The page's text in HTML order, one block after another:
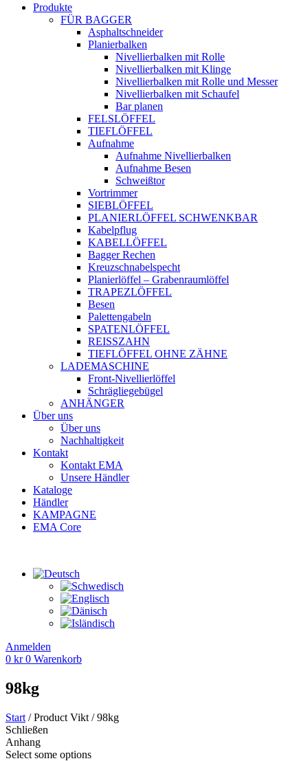
Produkte
FÜR BAGGER
Asphaltschneider
Planierbalken
Nivellierbalken mit Rolle
Nivellierbalken mit Klinge
Nivellierbalken mit Rolle und Messer
Nivellierbalken mit Schaufel
Bar planen
FELSLÖFFEL
TIEFLÖFFEL
Aufnahme
Aufnahme Nivellierbalken
Aufnahme Besen
Schweißtor
Vortrimmer
SIEBLÖFFEL
PLANIERLÖFFEL SCHWENKBAR
Kabelpflug
KABELLÖFFEL
Bagger Rechen
Kreuzschnabelspecht
Planierlöffel – Grabenraumlöffel
TRAPEZLÖFFEL
Besen
Palettengabeln
SPATENLÖFFEL
REISSZAHN
TIEFLÖFFEL OHNE ZÄHNE
LADEMASCHINE
Front-Nivellierlöffel
Schrägliegebügel
ANHÄNGER
Über uns
Über uns
Nachhaltigkeit
Kontakt
Kontakt EMA
Unsere Händler
Kataloge
Händler
KAMPAGNE
EMA Core
Anmelden
0 kr 0 Warenkorb
98kg
Start / Product Vikt / 98kg
Schließen
Anhang
Select some options